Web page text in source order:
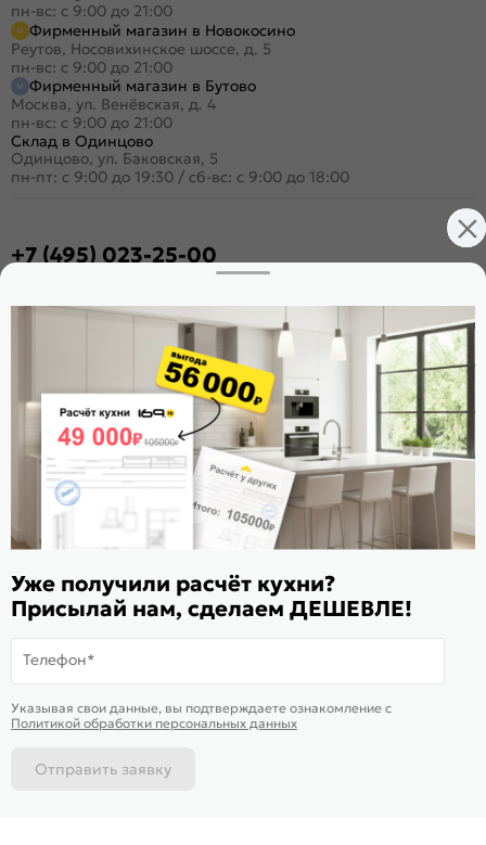
пн-вс: с 9:00 до 21:00
Фирменный магазин в Новокосино
Реутов, Носовихинское шоссе, д. 5
пн-вс: с 9:00 до 21:00
Фирменный магазин в Бутово
Москва, ул. Венёвская, д. 4
пн-вс: с 9:00 до 21:00
Склад в Одинцово
Одинцово, ул. Баковская, 5
пн-пт: с 9:00 до 19:30 / сб-вс: с 9:00 до 18:00
+7 (495) 023-25-00
Стать дилером
Расскажите о нас
Поделиться
Оцените магазин
ИКС 1180
© 2015—2026 Интернет-магазин мебели Mebel169.ru
Пользовательское соглашение
Карта сайта
технологии
Уже получили расчёт кухни?
Присылай нам, сделаем ДЕШЕВЛЕ!
Телефон*
Указывая свои данные, вы подтверждаете ознакомление c
Политикой обработки персональных данных
Отправить заявку